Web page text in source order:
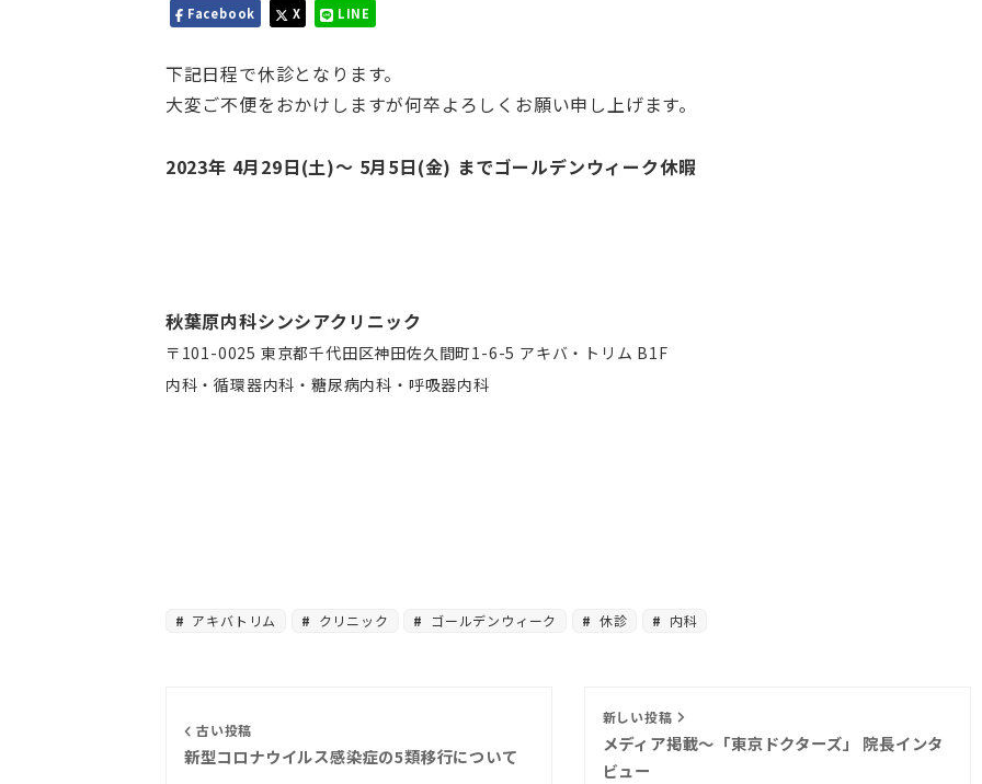
Facebook X LINE
下記日程で休診となります。
大変ご不便をおかけしますが何卒よろしくお願い申し上げます。
2023年 4月29日(土)〜 5月5日(金) までゴールデンウィーク休暇
秋葉原内科シンシアクリニック
〒101-0025 東京都千代田区神田佐久間町1-6-5 アキバ・トリム B1F
内科・循環器内科・糖尿病内科・呼吸器内科
アキバトリム クリニック ゴールデンウィーク 休診 内科
古い投稿
新型コロナウイルス感染症の5類移行について
新しい投稿
メディア掲載〜「東京ドクターズ」 院長インタ
ビュー